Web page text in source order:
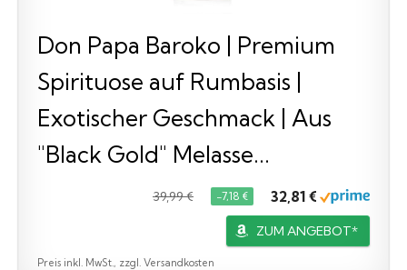
Don Papa Baroko | Premium
Spirituose auf Rumbasis |
Exotischer Geschmack | Aus
"Black Gold" Melasse...
39,99 € −7,18 € 32,81 €
ZUM ANGEBOT*
Preis inkl. MwSt., zzgl. Versandkosten